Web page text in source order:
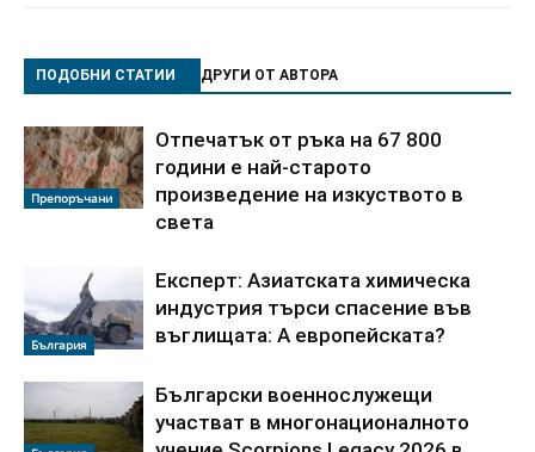
ПОДОБНИ СТАТИИ ДРУГИ ОТ АВТОРА
Препоръчани
Отпечатък от ръка на 67 800
години е най-старото
произведение на изкуството в
света
България
Експерт: Азиатската химическа
индустрия търси спасение във
въглищата: А европейската?
Български военнослужещи
участват в многонационалното